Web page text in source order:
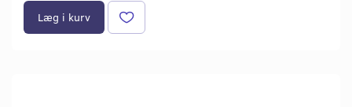
Læg i kurv